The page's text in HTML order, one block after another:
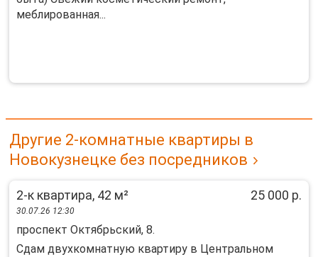
меблированная...
Другие 2-комнатные квартиры в
Новокузнецке без посредников
2-к квартира, 42 м² 25 000 р.
30.07.26 12:30
проспект Октябрьский, 8.
Сдам двухкомнатную квартиру в Центральном